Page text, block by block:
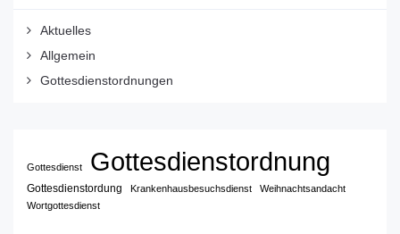
Aktuelles
Allgemein
Gottesdienstordnungen
Gottesdienst Gottesdienstordnung
Gottesdienstordung Krankenhausbesuchsdienst
Weihnachtsandacht
Wortgottesdienst